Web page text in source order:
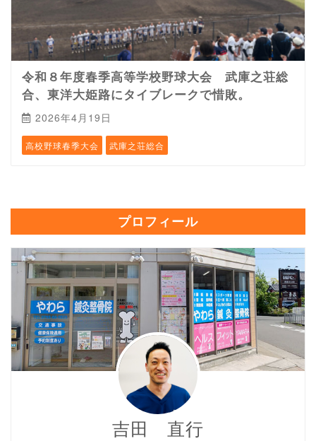
令和８年度春季高等学校野球大会 武庫之荘総
合、東洋大姫路にタイブレークで惜敗。
2026年4月19日
高校野球春季大会 武庫之荘総合
プロフィール
吉田 直行